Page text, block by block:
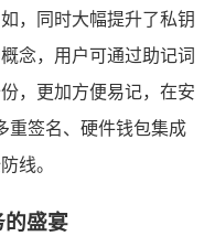
，同时大幅提升了私钥
念，用户可通过助记词
，更加方便易记，在安
重签名、硬件钱包集成
线。
的盛宴